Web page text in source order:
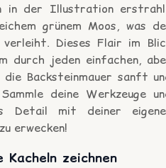
in der Illustration
grünem Moos, was
Dieses Flair im
durch jeden einfachen,
Backsteinmauer sanft
deine Werkzeuge
Detail mit deiner
erwecken!
zeichnen